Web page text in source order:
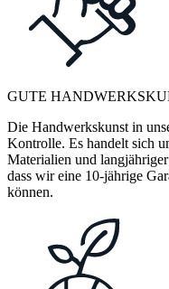
GUTE
Die Handwerkskunst in
Kontrolle. Es handelt sich
Materialien und
dass wir eine 10-jährige
können.